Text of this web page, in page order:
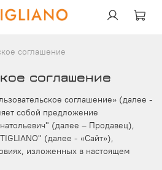
соглашение
соглашение
соглашение» (далее -
собой предложение
(далее – Продавец),
(далее - «Сайт»),
изложенных в настоящем